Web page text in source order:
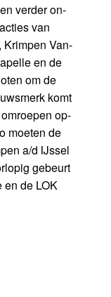
verder on-
van
Van-
en de
om de
komt
op-
moeten de
a/d IJssel
gebeurt
de LOK